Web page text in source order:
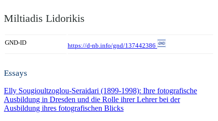
Miltiadis Lidorikis
GND-ID https://d-nb.info/gnd/137442386
Essays
Elly Sougioultzoglou-Seraidari (1899-1998): Ihre fotografische
Ausbildung in Dresden und die Rolle ihrer Lehrer bei der
Ausbildung ihres fotografischen Blicks